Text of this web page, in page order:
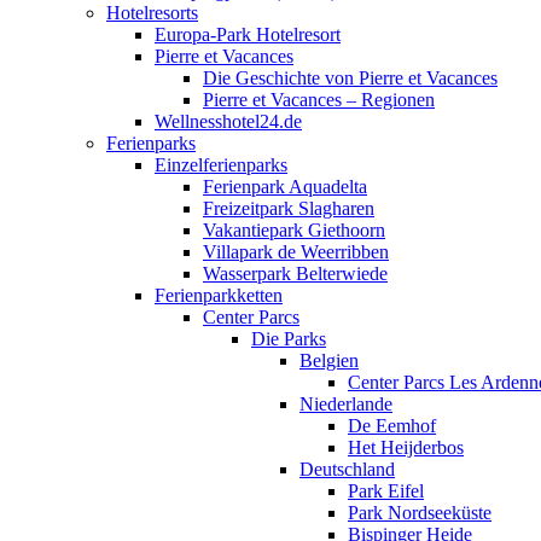
Hotelresorts
Europa-Park Hotelresort
Pierre et Vacances
Die Geschichte von Pierre et Vacances
Pierre et Vacances – Regionen
Wellnesshotel24.de
Ferienparks
Einzelferienparks
Ferienpark Aquadelta
Freizeitpark Slagharen
Vakantiepark Giethoorn
Villapark de Weerribben
Wasserpark Belterwiede
Ferienparkketten
Center Parcs
Die Parks
Belgien
Center Parcs Les
Niederlande
De Eemhof
Het Heijderbos
Deutschland
Park Eifel
Park Nordseeküste
Bispinger Heide